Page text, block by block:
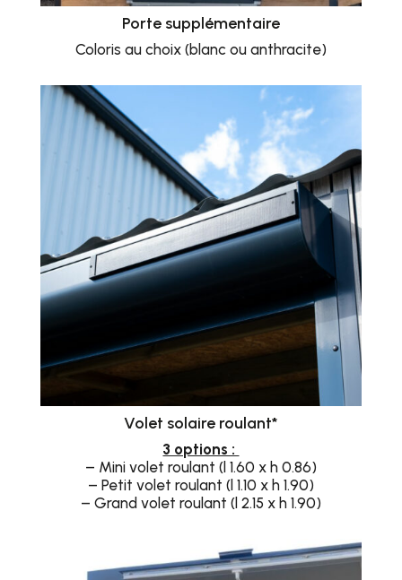
Porte supplémentaire
Coloris au choix (blanc ou anthracite)
Volet solaire roulant*
3 options :
– Mini volet roulant (l 1.60 x h 0.86)
– Petit volet roulant (l 1.10 x h 1.90)
– Grand volet roulant (l 2.15 x h 1.90)